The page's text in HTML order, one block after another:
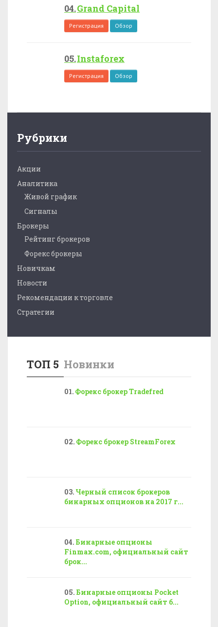
Grand Capital
Регистрация Обзор
Instaforex
Регистрация Обзор
Рубрики
Акции
Аналитика
Живой график
Сигналы
Брокеры
Рейтинг брокеров
Форекс брокеры
Новичкам
Новости
Рекомендации к торговле
Стратегии
ТОП 5 Новинки
Форекс брокер Tradefred
Форекс брокер StreamForex
Черный список брокеров
бинарных опционов на 2017 г...
Бинарные опционы
Finmax.com, официальный сайт
брок...
Бинарные опционы Pocket
Option, официальный сайт б...